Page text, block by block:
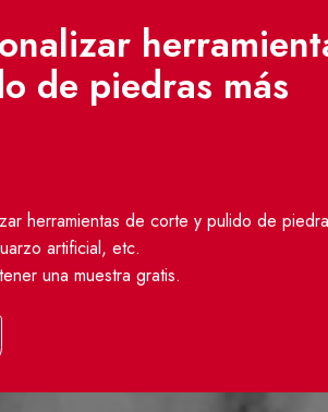
de piedras más
herramientas de corte y pulido de
artificial, etc.
una muestra gratis.